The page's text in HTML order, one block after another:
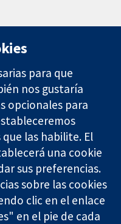
Contacto
Noticias
Prensa
Sobre
nosotros
Empleo
Cochrane
Library
para que
nos gustaría
opcionales para
las habilite. El
una cookie
sus preferencias.
sobre las cookies
clic en el enlace
en el pie de cada